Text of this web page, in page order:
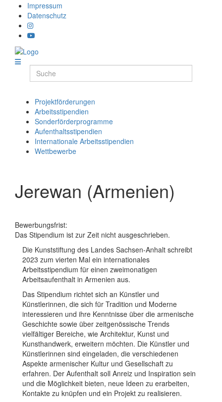
Impressum
Datenschutz
Projektförderungen
Arbeitsstipendien
Sonderförderprogramme
Aufenthaltsstipendien
Internationale Arbeitsstipendien
Wettbewerbe
Jerewan (Armenien)
Bewerbungsfrist:
Das Stipendium ist zur Zeit nicht ausgeschrieben.
Die Kunststiftung des Landes Sachsen-Anhalt schreibt
2023 zum vierten Mal ein internationales
Arbeitsstipendium für einen zweimonatigen
Arbeitsaufenthalt in Armenien aus.
Das Stipendium richtet sich an Künstler und
Künstlerinnen, die sich für Tradition und Moderne
interessieren und ihre Kenntnisse über die armenische
Geschichte sowie über zeitgenössische Trends
vielfältiger Bereiche, wie Architektur, Kunst und
Kunsthandwerk, erweitern möchten. Die Künstler und
Künstlerinnen sind eingeladen, die verschiedenen
Aspekte armenischer Kultur und Gesellschaft zu
erfahren. Der Aufenthalt soll Anreiz und Inspiration sein
und die Möglichkeit bieten, neue Ideen zu erarbeiten,
Kontakte zu knüpfen und ein Projekt zu realisieren.